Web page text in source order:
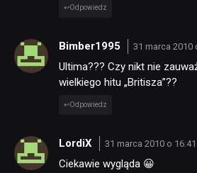
Odpowiedz
Bimber1995 31 marca 2010
Ultima??? Czy nikt nie
wielkiego hitu „Britisza”??
Odpowiedz
LordiX 31 marca 2010 o 16:41
Ciekawie wygląda 😀